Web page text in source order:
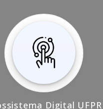
Digital UFPR